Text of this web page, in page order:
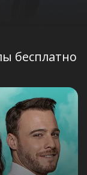
бесплатно